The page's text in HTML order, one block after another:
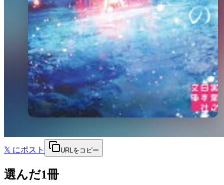
𝕏 にポスト URLをコピー
選んだ1冊